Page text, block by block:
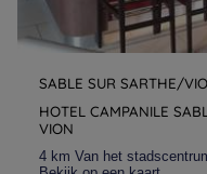
SABLE SUR SARTHE/
HOTEL CAMPANILE
VION
4 km Van het